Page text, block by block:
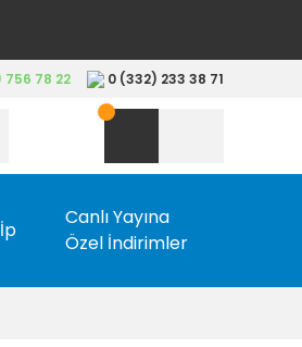
756 78 22 0 (332) 233 38 71
Canlı Yayına
Özel İndirimler